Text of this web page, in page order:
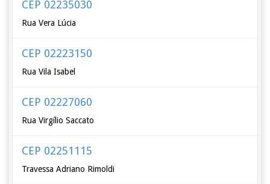
CEP 02235030
Rua Vera Lúcia
CEP 02223150
Rua Vila Isabel
CEP 02227060
Rua Virgílio Saccato
CEP 02251115
Travessa Adriano Rimoldi